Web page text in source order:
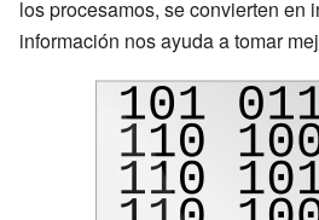
los procesamos, se convierten en
información nos ayuda a tomar